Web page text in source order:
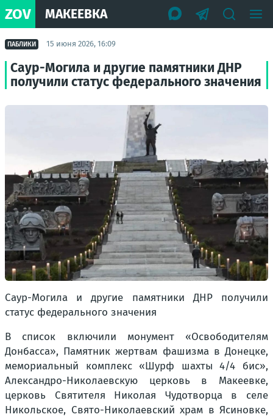
ZOV МАКЕЕВКА
ПАБЛИКИ 15 июня 2026, 16:09
Саур-Могила и другие памятники ДНР
получили статус федерального значения
Саур-Могила и другие памятники ДНР получили
статус федерального значения
В список включили монумент «Освободителям
Донбасса», Памятник жертвам фашизма в Донецке,
мемориальный комплекс «Шурф шахты 4/4 бис»,
Александро-Николаевскую церковь в Макеевке,
церковь Святителя Николая Чудотворца в селе
Никольское, Свято-Николаевский храм в Ясиновке,